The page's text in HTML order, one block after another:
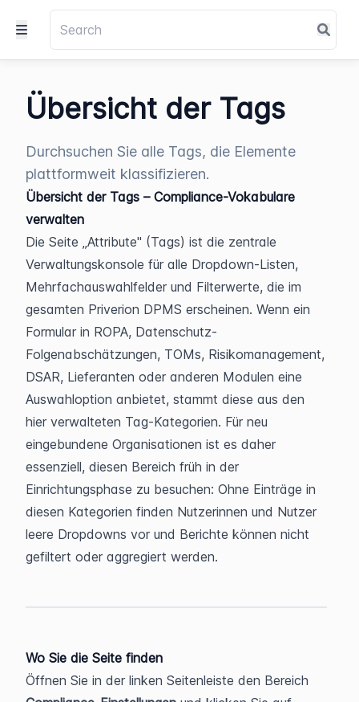
Übersicht der Tags
Durchsuchen Sie alle Tags, die Elemente
plattformweit klassifizieren.
Übersicht der Tags – Compliance-Vokabulare
verwalten
Die Seite „Attribute" (Tags) ist die zentrale
Verwaltungskonsole für alle Dropdown-Listen,
Mehrfachauswahlfelder und Filterwerte, die im
gesamten Priverion DPMS erscheinen. Wenn ein
Formular in ROPA, Datenschutz-
Folgenabschätzungen, TOMs, Risikomanagement,
DSAR, Lieferanten oder anderen Modulen eine
Auswahloption anbietet, stammt diese aus den
hier verwalteten Tag-Kategorien. Für neu
eingebundene Organisationen ist es daher
essenziell, diesen Bereich früh in der
Einrichtungsphase zu besuchen: Ohne Einträge in
diesen Kategorien finden Nutzerinnen und Nutzer
leere Dropdowns vor und Berichte können nicht
gefiltert oder aggregiert werden.
Wo Sie die Seite finden